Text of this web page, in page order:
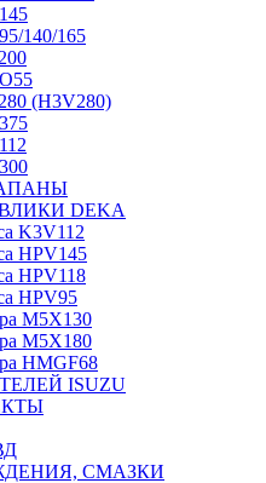
140/165
(H3V280)
DEKA
K3V112
HPV145
HPV118
HPV95
M5X130
M5X180
HMGF68
ISUZU
СМАЗКИ